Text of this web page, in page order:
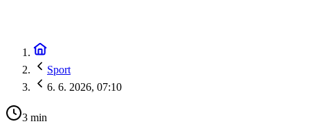
Sport
6. 6. 2026, 07:10
3 min